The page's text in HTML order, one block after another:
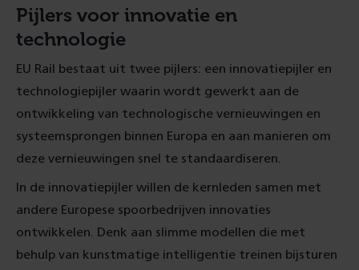
Pijlers voor innovatie en
technologie
EU Rail bestaat uit twee pijlers: een innovatiepijler en
technologiepijler waarin wordt gewerkt aan de
ontwikkeling van technologische vernieuwingen en
systeemsprongen binnen Europa en aan manieren om
deze vernieuwingen snel te standaardiseren.
In de innovatiepijler willen de kernleden samen met
andere Europese spoorbedrijven innovaties
ontwikkelen. Denk aan slimme modellen die met
behulp van kunstmatige intelligentie treinen bijsturen